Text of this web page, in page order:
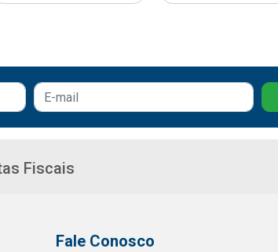
Fiscais
Fale Conosco